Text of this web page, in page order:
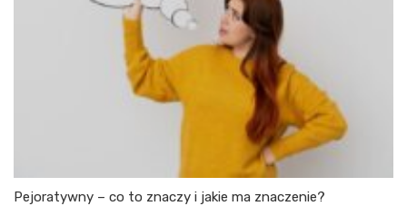
Pejoratywny – co to znaczy i jakie ma znaczenie?